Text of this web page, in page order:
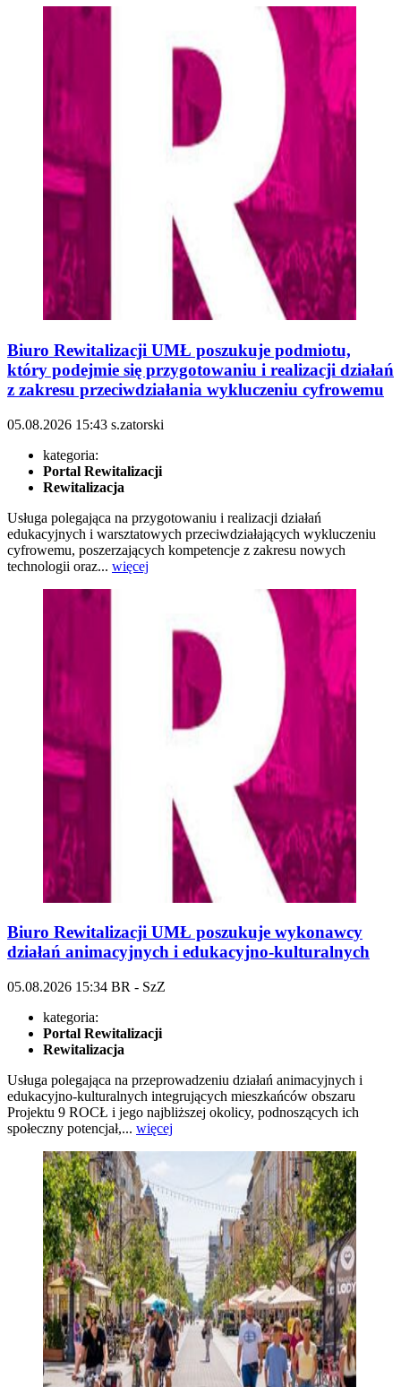
Biuro Rewitalizacji UMŁ poszukuje podmiotu,
który podejmie się przygotowaniu i realizacji działań
z zakresu przeciwdziałania wykluczeniu cyfrowemu
05.08.2026 15:43 s.zatorski
kategoria:
Portal Rewitalizacji
Rewitalizacja
Usługa polegająca na przygotowaniu i realizacji działań
edukacyjnych i warsztatowych przeciwdziałających wykluczeniu
cyfrowemu, poszerzających kompetencje z zakresu nowych
technologii oraz... więcej
Biuro Rewitalizacji UMŁ poszukuje wykonawcy
działań animacyjnych i edukacyjno-kulturalnych
05.08.2026 15:34 BR - SzZ
kategoria:
Portal Rewitalizacji
Rewitalizacja
Usługa polegająca na przeprowadzeniu działań animacyjnych i
edukacyjno-kulturalnych integrujących mieszkańców obszaru
Projektu 9 ROCŁ i jego najbliższej okolicy, podnoszących ich
społeczny potencjał,... więcej